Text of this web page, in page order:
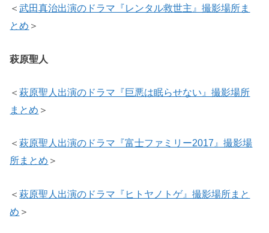
＜武田真治出演のドラマ『レンタル救世主』撮影場所ま
とめ ＞
萩原聖人
＜萩原聖人出演のドラマ『巨悪は眠らせない』撮影場所
まとめ ＞
＜萩原聖人出演のドラマ『富士ファミリー2017』撮影場
所まとめ ＞
＜萩原聖人出演のドラマ『ヒトヤノトゲ』撮影場所まと
め ＞